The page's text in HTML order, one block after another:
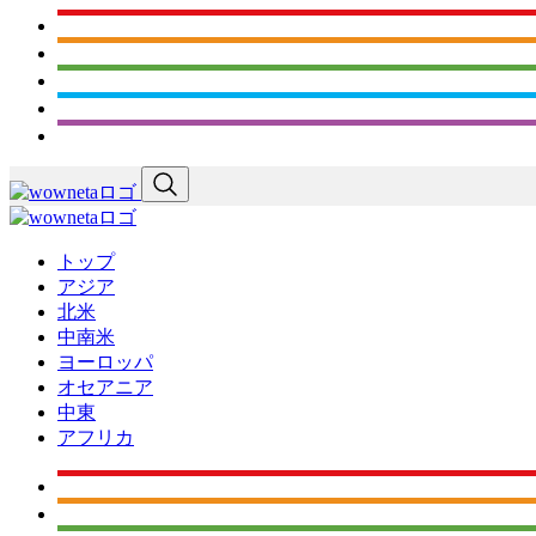
トップ
アジア
北米
中南米
ヨーロッパ
オセアニア
中東
アフリカ